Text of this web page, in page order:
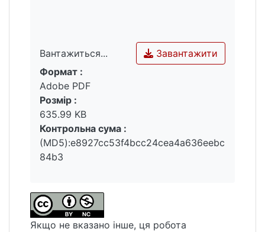
Вантажиться...
Вантажиться...
Завантажити
Формат :
Adobe PDF
Розмір :
635.99 KB
Контрольна сума :
(MD5):e8927cc53f4bcc24cea4a636eebc
84b3
Якщо не вказано інше, ця робота